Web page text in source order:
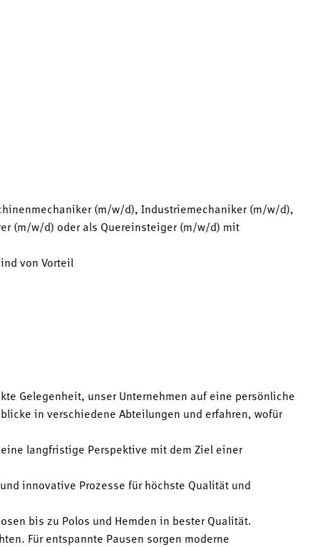
(m/w/d), Industriemechaniker (m/w/d),
(m/w/d) oder als Quereinsteiger (m/w/d) mit
von Vorteil
Gelegenheit, unser Unternehmen auf eine persönliche
in verschiedene Abteilungen und erfahren, wofür
langfristige Perspektive mit dem Ziel einer
innovative Prozesse für höchste Qualität und
bis zu Polos und Hemden in bester Qualität.
Für entspannte Pausen sorgen moderne